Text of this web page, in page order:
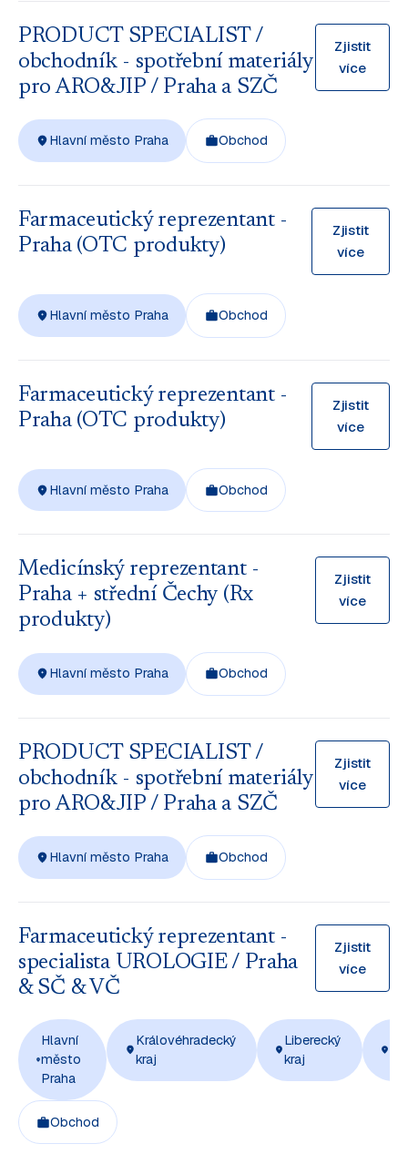
PRODUCT SPECIALIST /
obchodník - spotřební materiály
pro ARO&JIP / Praha a SZČ
Zjistit
více
Hlavní město Praha Obchod
Farmaceutický reprezentant -
Praha (OTC produkty)
Zjistit
více
Hlavní město Praha Obchod
Farmaceutický reprezentant -
Praha (OTC produkty)
Zjistit
více
Hlavní město Praha Obchod
Medicínský reprezentant -
Praha + střední Čechy (Rx
produkty)
Zjistit
více
Hlavní město Praha Obchod
PRODUCT SPECIALIST /
obchodník - spotřební materiály
pro ARO&JIP / Praha a SZČ
Zjistit
více
Hlavní město Praha Obchod
Farmaceutický reprezentant -
specialista UROLOGIE / Praha
& SČ & VČ
Zjistit
více
Hlavní
město
Praha
Královéhradecký
kraj
Liberecký
kraj
Obchod